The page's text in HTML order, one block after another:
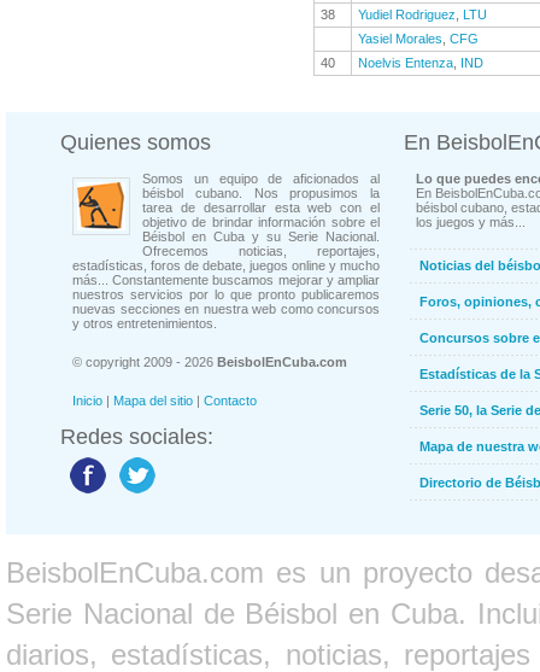
38
Yudiel Rodriguez
LTU
Yasiel Morales CFG
40
Noelvis Entenza IND
Quienes somos
Somos un equipo de aficionados al
béisbol cubano. Nos propusimos la
tarea de desarrollar esta web con el
objetivo de brindar información sobre el
Béisbol en Cuba y su Serie Nacional.
Ofrecemos noticias, reportajes,
estadísticas, foros de debate, juegos online y mucho
más... Constantemente buscamos mejorar y ampliar
nuestros servicios por lo que pronto publicaremos
nuevas secciones en nuestra web como concursos
y otros entretenimientos.
© copyright 2009 - 2026 BeisbolEnCuba.com
Inicio | Mapa del sitio | Contacto
Redes sociales:
En
Lo que puedes
En
béisbol cubano,
los juegos y más...
Noticias del
Foros, opiniones,
Concursos sobre
Estadísticas de la
Serie 50, la Serie
Mapa de nuestra
Directorio de
BeisbolEnCuba.com es un proyecto
Serie Nacional de Béisbol en Cuba.
diarios, estadísticas, noticias,